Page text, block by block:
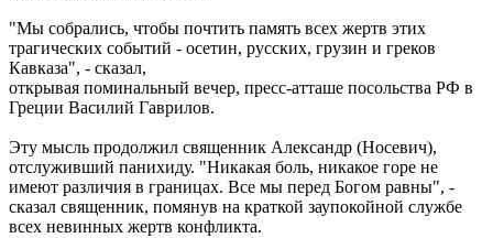
"Мы собрались, чтобы почтить память всех жертв этих
трагических событий - осетин, русских, грузин и греков
Кавказа", - сказал,
открывая поминальный вечер, пресс-атташе посольства РФ в
Греции Василий Гаврилов.
Эту мысль продолжил священник Александр (Носевич),
отслуживший панихиду. "Никакая боль, никакое горе не
имеют различия в границах. Все мы перед Богом равны", -
сказал священник, помянув на краткой заупокойной службе
всех невинных жертв конфликта.